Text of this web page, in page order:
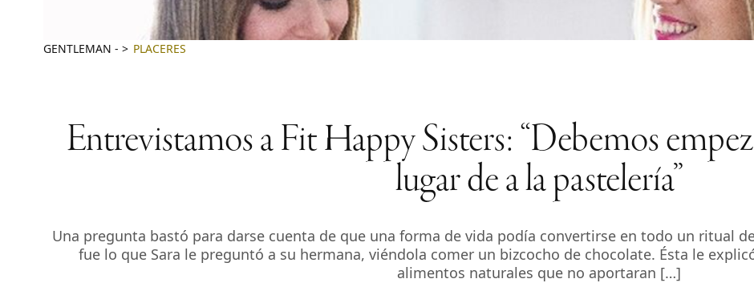
GENTLEMAN - PLACERES
Entrevistamos a Fit Happy Sisters: “Debemos
lugar de a la pastelería”
Una pregunta bastó para darse cuenta de que una forma de vida podía convertirse en todo un ritual
fue lo que Sara le preguntó a su hermana, viéndola comer un bizcocho de chocolate. Ésta le
alimentos naturales que no aportaran […]